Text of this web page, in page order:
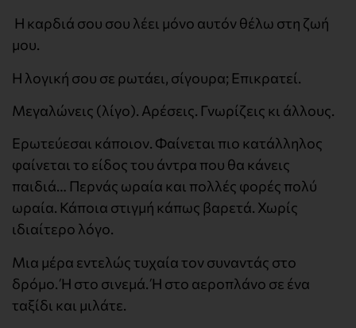
Η καρδιά σου σου λέει μόνο αυτόν θέλω στη ζωή
μου.
Η λογική σου σε ρωτάει, σίγουρα; Επικρατεί.
Μεγαλώνεις (λίγο). Αρέσεις. Γνωρίζεις κι άλλους.
Ερωτεύεσαι κάποιον. Φαίνεται πιο κατάλληλος
φαίνεται το είδος του άντρα που θα κάνεις
παιδιά… Περνάς ωραία και πολλές φορές πολύ
ωραία. Κάποια στιγμή κάπως βαρετά. Χωρίς
ιδιαίτερο λόγο.
Μια μέρα εντελώς τυχαία τον συναντάς στο
δρόμο. Ή στο σινεμά. Ή στο αεροπλάνο σε ένα
ταξίδι και μιλάτε.